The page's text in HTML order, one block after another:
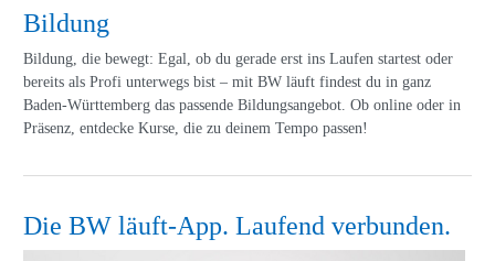
Bildung
Bildung, die bewegt: Egal, ob du gerade erst ins Laufen startest oder
bereits als Profi unterwegs bist – mit BW läuft findest du in ganz
Baden-Württemberg das passende Bildungsangebot. Ob online oder in
Präsenz, entdecke Kurse, die zu deinem Tempo passen!
Die BW läuft-App. Laufend verbunden.